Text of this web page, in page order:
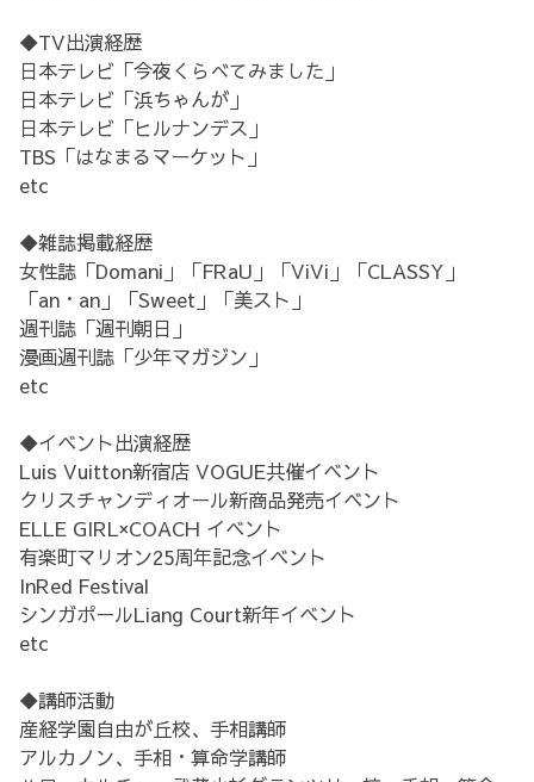
◆TV出演経歴
日本テレビ「今夜くらべてみました」
日本テレビ「浜ちゃんが」
日本テレビ「ヒルナンデス」
TBS「はなまるマーケット」
etc
◆雑誌掲載経歴
女性誌「Domani」「FRaU」「ViVi」「CLASSY」
「an・an」「Sweet」「美スト」
週刊誌「週刊朝日」
漫画週刊誌「少年マガジン」
etc
◆イベント出演経歴
Luis Vuitton新宿店 VOGUE共催イベント
クリスチャンディオール新商品発売イベント
ELLE GIRL×COACH イベント
有楽町マリオン25周年記念イベント
InRed Festival
シンガポールLiang Court新年イベント
etc
◆講師活動
産経学園自由が丘校、手相講師
アルカノン、手相・算命学講師